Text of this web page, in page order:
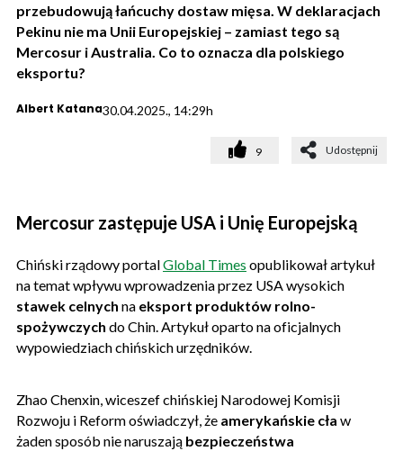
przebudowują łańcuchy dostaw mięsa. W deklaracjach
Pekinu nie ma Unii Europejskiej – zamiast tego są
Mercosur i Australia. Co to oznacza dla polskiego
eksportu?
Albert Katana30.04.2025., 14:29h
9 Udostępnij
Mercosur zastępuje USA i Unię Europejską
Chiński rządowy portalGlobal Times opublikował artykuł
na temat wpływu wprowadzenia przez USA wysokich
stawek celnych na eksport produktów rolno-
spożywczych do Chin. Artykuł oparto na oficjalnych
wypowiedziach chińskich urzędników.
Zhao Chenxin, wiceszef chińskiej Narodowej Komisji
Rozwoju i Reform oświadczył, że amerykańskie cła w
żaden sposób nie naruszają bezpieczeństwa